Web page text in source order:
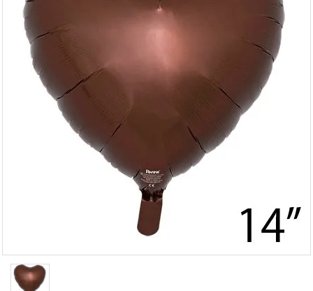
ご利用シーンから探す
商品タイプから探す
価格から探す
meeting_room ログイン